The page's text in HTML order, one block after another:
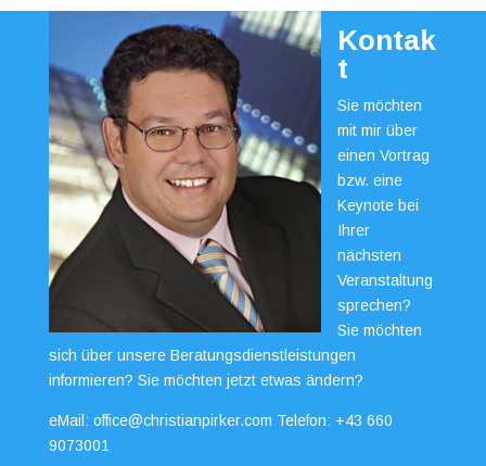
Kontak
t
Sie möchten
mit mir über
einen Vortrag
bzw. eine
Keynote bei
Ihrer
nächsten
Veranstaltung
sprechen?
Sie möchten
sich über unsere Beratungsdienstleistungen
informieren? Sie möchten jetzt etwas ändern?
eMail: office@christianpirker.com Telefon: +43 660
9073001